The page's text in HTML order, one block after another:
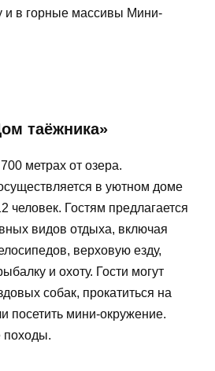
в горные массивы Мини-
таёжника»
метрах от озера.
в уютном доме
человек. Гостям предлагается
видов отдыха, включая
верховую езду,
и охоту. Гости могут
собак, прокатиться на
посетить мини-окружение.
походы.